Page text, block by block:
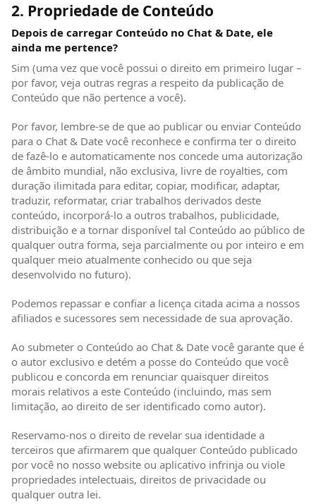
2. Propriedade de Conteúdo
Depois de carregar Conteúdo no Chat & Date, ele
ainda me pertence?
Sim (uma vez que você possui o direito em primeiro lugar –
por favor, veja outras regras a respeito da publicação de
Conteúdo que não pertence a você).
Por favor, lembre-se de que ao publicar ou enviar Conteúdo
para o Chat & Date você reconhece e confirma ter o direito
de fazê-lo e automaticamente nos concede uma autorização
de âmbito mundial, não exclusiva, livre de royalties, com
duração ilimitada para editar, copiar, modificar, adaptar,
traduzir, reformatar, criar trabalhos derivados deste
conteúdo, incorporá-lo a outros trabalhos, publicidade,
distribuição e a tornar disponível tal Conteúdo ao público de
qualquer outra forma, seja parcialmente ou por inteiro e em
qualquer meio atualmente conhecido ou que seja
desenvolvido no futuro).
Podemos repassar e confiar a licença citada acima a nossos
afiliados e sucessores sem necessidade de sua aprovação.
Ao submeter o Conteúdo ao Chat & Date você garante que é
o autor exclusivo e detém a posse do Conteúdo que você
publicou e concorda em renunciar quaisquer direitos
morais relativos a este Conteúdo (incluindo, mas sem
limitação, ao direito de ser identificado como autor).
Reservamo-nos o direito de revelar sua identidade a
terceiros que afirmarem que qualquer Conteúdo publicado
por você no nosso website ou aplicativo infrinja ou viole
propriedades intelectuais, direitos de privacidade ou
qualquer outra lei.